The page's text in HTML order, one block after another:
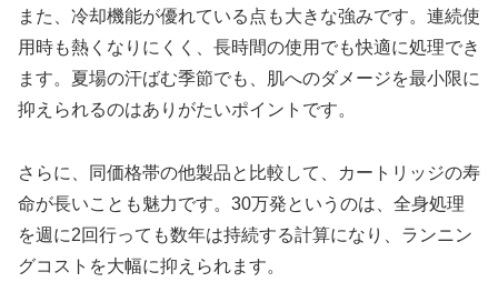
また、冷却機能が優れている点も大きな強みです。連続使
用時も熱くなりにくく、長時間の使用でも快適に処理でき
ます。夏場の汗ばむ季節でも、肌へのダメージを最小限に
抑えられるのはありがたいポイントです。
さらに、同価格帯の他製品と比較して、カートリッジの寿
命が長いことも魅力です。30万発というのは、全身処理
を週に2回行っても数年は持続する計算になり、ランニン
グコストを大幅に抑えられます。